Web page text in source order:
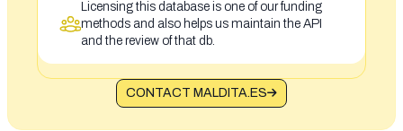
Licensing this database is one of our funding
methods and also helps us maintain the API
and the review of that db.
CONTACT MALDITA.ES